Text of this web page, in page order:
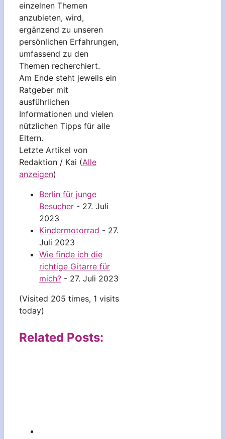
einzelnen Themen
anzubieten, wird,
ergänzend zu unseren
persönlichen Erfahrungen,
umfassend zu den
Themen recherchiert.
Am Ende steht jeweils ein
Ratgeber mit
ausführlichen
Informationen und vielen
nützlichen Tipps für alle
Eltern.
Letzte Artikel von
Redaktion / Kai (Alle
anzeigen)
Berlin für junge
Besucher - 27. Juli
2023
Kindermotorrad - 27.
Juli 2023
Wie finde ich die
richtige Gitarre für
mich? - 27. Juli 2023
(Visited 205 times, 1 visits
today)
Related Posts: